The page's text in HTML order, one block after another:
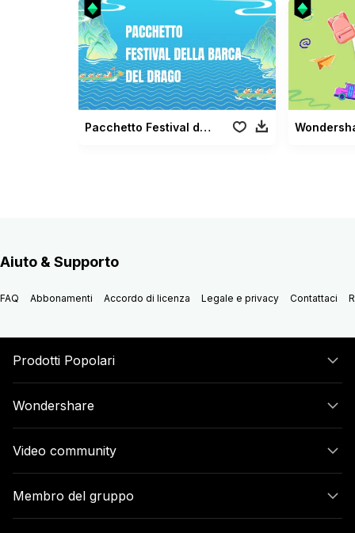
Pacchetto Festival della barca del drago
Aiuto & Supporto
FAQ Abbonamenti Accordo di licenza Legale e privacy Contattaci
Prodotti Popolari
Wondershare
Video community
Membro del gruppo